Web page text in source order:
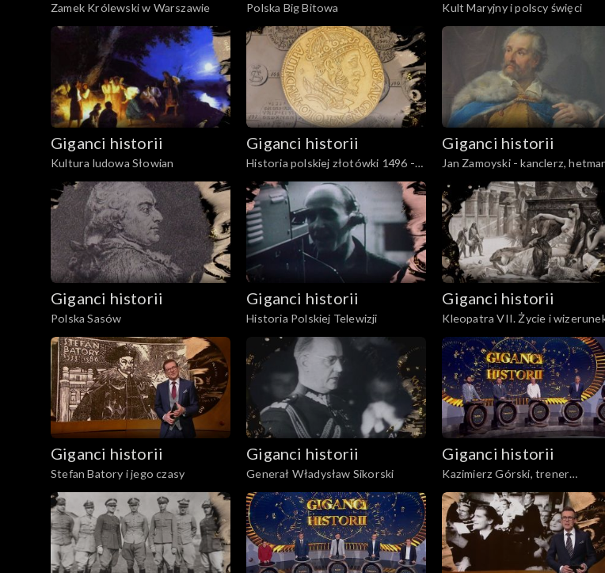
Zamek Królewski w Warszawie Polska Big Bitowa Kult Maryjny i polscy święci
Giganci historii
Kultura ludowa Słowian
Giganci historii
Historia polskiej złotówki 1496 -
1996
Giganci historii
Jan Zamoyski - kanclerz,
Giganci historii
Polska Sasów
Giganci historii
Historia Polskiej Telewizji
Giganci historii
Kleopatra VII. Życie i
kulturze
Giganci historii
Stefan Batory i jego czasy
Giganci historii
Generał Władysław Sikorski
Giganci historii
Kazimierz Górski, trener
wszechczasów i jego „Orły”